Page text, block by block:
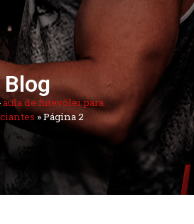
Blog
aula de futevôlei para
»Página 2